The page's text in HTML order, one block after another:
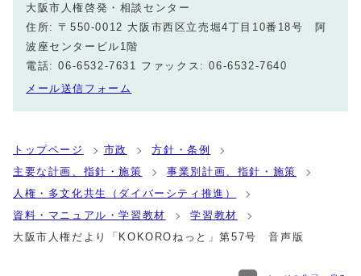
大阪市人権啓発・相談センター
住所: 〒550-0012 大阪市西区立売堀4丁目10番18号 阿
波座センタービル1階
電話: 06-6532-7631 ファックス: 06-6532-7640
メール送信フォーム
トップページ 市政
方針・条例
主要な計画、指針・施策
事業別計画、指針・施策
人権・多文化共生（ダイバーシティ推進）
資料・マニュアル・学習教材
学習教材
大阪市人権だより「KOKOROねっと」第57号 音声版